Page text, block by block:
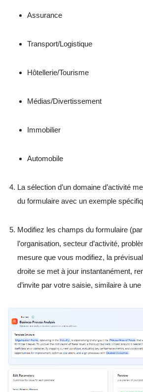
Assurance
Transport/Logistique
Hôtellerie/Tourisme
Médias/Divertissement
Immobilier
Automobile
La sélection d’un domaine d’activité
du formulaire avec un exemple
Modifiez les champs du formulaire
l’organisation, secteur d’activité,
mesure que vous modifiez, la
droite se met à jour instantanément,
d’invite par votre saisie, similaire à